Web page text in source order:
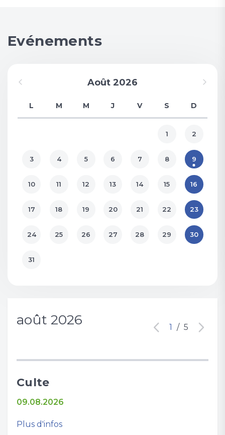
Evénements
Août 2026
L M M J V S D
1 2
3 4 5 6 7 8 9
10 11 12 13 14 15 16
17 18 19 20 21 22 23
24 25 26 27 28 29 30
31
août 2026 1 / 5
Culte
09.08.2026
Plus d'infos